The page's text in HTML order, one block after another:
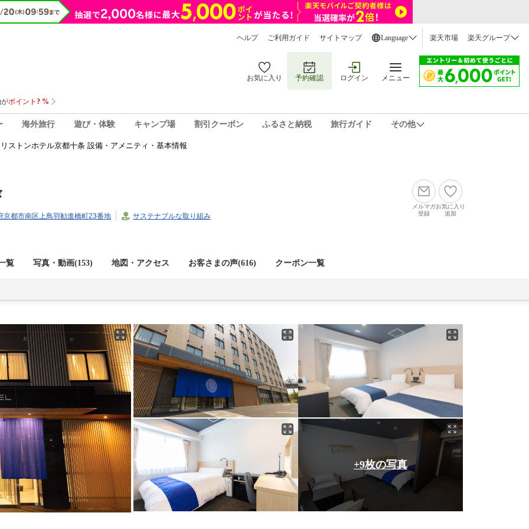
ヘルプ ご利用ガイド サイトマップ Language 楽天市場 楽天グループ
お気に入り 予約確認 ログイン メニュー
海外旅行 遊び・体験 キャンプ場 割引クーポン ふるさと納税 旅行ガイド その他
ストンホテル京都十条 設備・アメニティ・基本情報
京都市南区上鳥羽勧進橋町23番地 サステナブルな取り組み
メルマガ
登録
お気に入り
追加
覧 写真・動画(153) 地図・アクセス お客さまの声(616) クーポン一覧
+9枚の写真